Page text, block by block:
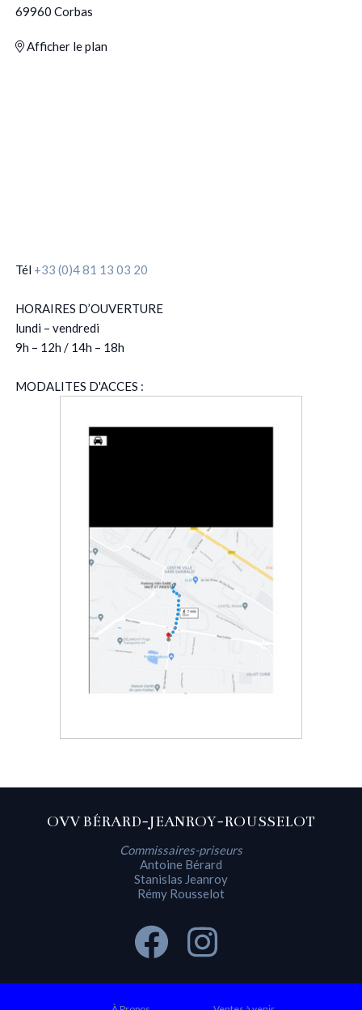
69960 Corbas
Afficher le plan
Tél +33 (0)4 81 13 03 20
HORAIRES D’OUVERTURE
lundi – vendredi
9h – 12h / 14h – 18h
MODALITES D'ACCES :
OVV BÉRARD-JEANROY-ROUSSELOT
Commissaires-priseurs
Antoine Bérard
Stanislas Jeanroy
Rémy Rousselot